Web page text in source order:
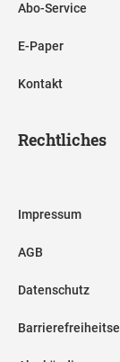
Abo-Service
E-Paper
Kontakt
Rechtliches
Impressum
AGB
Datenschutz